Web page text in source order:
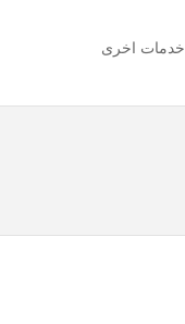
خدمات اخرى